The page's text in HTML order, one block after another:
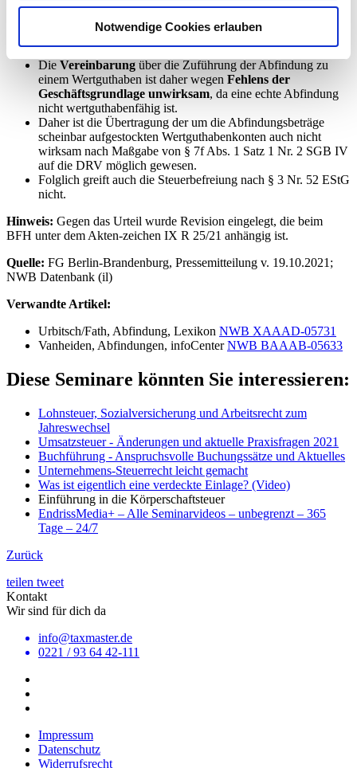
Notwendige Cookies erlauben
Beendigung des Arbeitsverhältnisses zugeflossen.
Die Abfindungen sind jedochkein
sozialversicherungspflichtiges Arbeitsentgelt
SGB IV.
Die Vereinbarung über die Zuführung der Abfindung zu
einem Wertguthaben ist daher wegen Fehlens der
Geschäftsgrundlage unwirksam, da eine echte Abfindung
nicht wertguthabenfähig ist.
Daher ist die Übertragung der um die Abfindungsbeträge
scheinbar aufgestockten Wertguthabenkonten auch nicht
wirksam nach Maßgabe von § 7f Abs. 1 Satz 1 Nr. 2 SGB IV
auf die DRV möglich gewesen.
Folglich greift auch die Steuerbefreiung nach § 3 Nr. 52 EStG
nicht.
Hinweis: Gegen das Urteil wurde Revision eingelegt, die beim
BFH unter dem Akten-zeichen IX R 25/21 anhängig ist.
Quelle: FG Berlin-Brandenburg, Pressemitteilung v. 19.10.2021;
NWB Datenbank (il)
Verwandte Artikel:
Urbitsch/Fath, Abfindung, Lexikon NWB XAAAD-05731
Vanheiden, Abfindungen, infoCenterNWB BAAAB-05633
Diese Seminare könnten Sie interessieren:
Lohnsteuer, Sozialversicherung und Arbeitsrecht zum
Jahreswechsel
Umsatzsteuer - Änderungen und aktuelle Praxisfragen 2021
Buchführung - Anspruchsvolle Buchungssätze und Aktuelles
Unternehmens-Steuerrecht leicht gemacht
Was ist eigentlich eine verdeckte Einlage? (Video)
Einführung in die Körperschaftsteuer
EndrissMedia+ – Alle Seminarvideos – unbegrenzt – 365
Tage – 24/7
Zurück
teilen tweet
Kontakt
Wir sind für dich da
info@taxmaster.de
0221 / 93 64 42-111
Impressum
Datenschutz
Widerrufsrecht